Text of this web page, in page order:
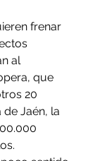
frenar
al
que
20
Jaén, la